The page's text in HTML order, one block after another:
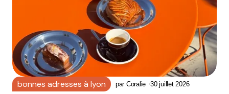
bonnes adresses à lyon par Coralie 30 juillet 2026